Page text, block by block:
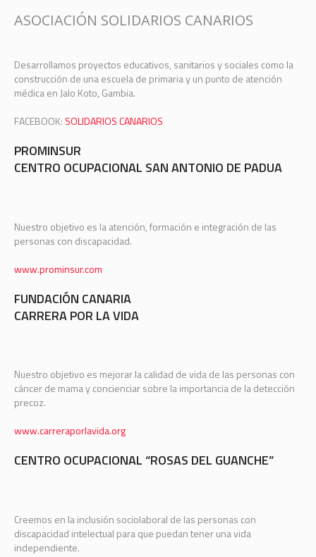
ASOCIACIÓN SOLIDARIOS CANARIOS
Desarrollamos proyectos educativos, sanitarios y sociales como la
construcción de una escuela de primaria y un punto de atención
médica en Jalo Koto, Gambia.
FACEBOOK: SOLIDARIOS CANARIOS
PROMINSUR
CENTRO OCUPACIONAL SAN ANTONIO DE PADUA
Nuestro objetivo es la atención, formación e integración de las
personas con discapacidad.
www.prominsur.com
FUNDACIÓN CANARIA
CARRERA POR LA VIDA
Nuestro objetivo es mejorar la calidad de vida de las personas con
cáncer de mama y concienciar sobre la importancia de la detección
precoz.
www.carreraporlavida.org
CENTRO OCUPACIONAL “ROSAS DEL GUANCHE”
Creemos en la inclusión sociolaboral de las personas con
discapacidad intelectual para que puedan tener una vida
independiente.